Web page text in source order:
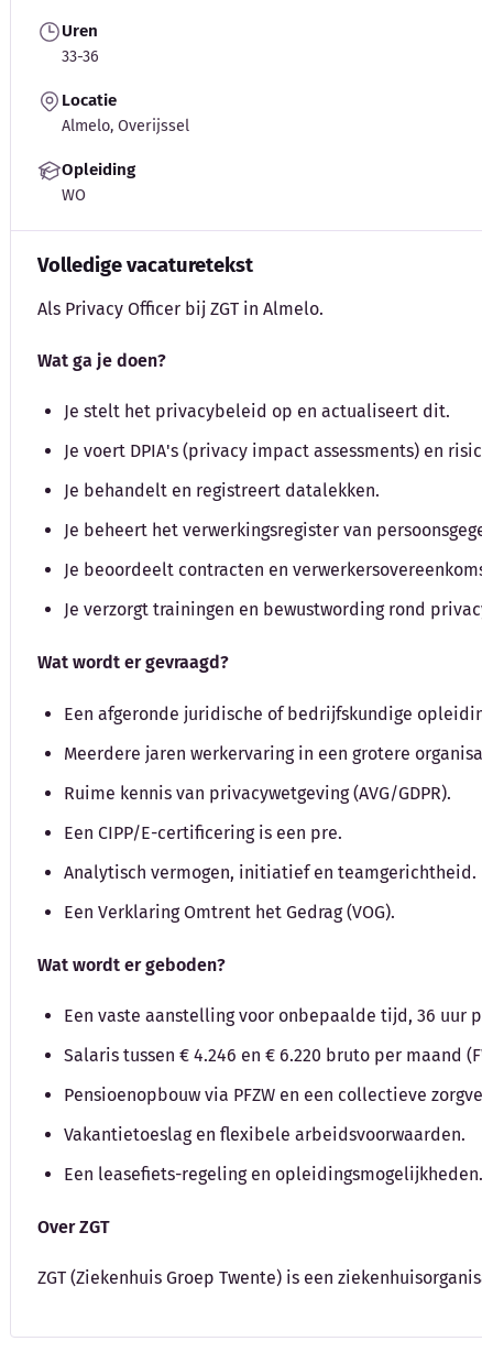
Uren
33-36
Locatie
Almelo, Overijssel
Opleiding
WO
Volledige vacaturetekst
Als Privacy Officer bij ZGT in Almelo.
Wat ga je doen?
Je stelt het privacybeleid op en actualiseert dit.
Je voert DPIA's (privacy impact assessments) en
Je behandelt en registreert datalekken.
Je beheert het verwerkingsregister van
Je beoordeelt contracten en
Je verzorgt trainingen en bewustwording rond
Wat wordt er gevraagd?
Een afgeronde juridische of bedrijfskundige
Meerdere jaren werkervaring in een grotere
Ruime kennis van privacywetgeving (AVG/GDPR).
Een CIPP/E-certificering is een pre.
Analytisch vermogen, initiatief en teamgerichtheid.
Een Verklaring Omtrent het Gedrag (VOG).
Wat wordt er geboden?
Een vaste aanstelling voor onbepaalde tijd, 36 uur
Salaris tussen € 4.246 en € 6.220 bruto per maand
Pensioenopbouw via PFZW en een collectieve
Vakantietoeslag en flexibele arbeidsvoorwaarden.
Een leasefiets-regeling en opleidingsmogelijkheden.
Over ZGT
ZGT (Ziekenhuis Groep Twente) is een